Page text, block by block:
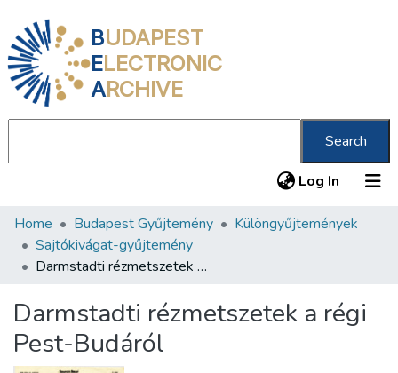
BUDAPEST
ELECTRONIC
ARCHIVE
Search
Log In (current)
Communities & Collections
All of DSpace
About us
Home Budapest Gyűjtemény
Különgyűjtemények
Sajtókivágat-gyűjtemény
Darmstadti rézmetszetek a régi Pest-Budáról
Darmstadti rézmetszetek a régi
Pest-Budáról